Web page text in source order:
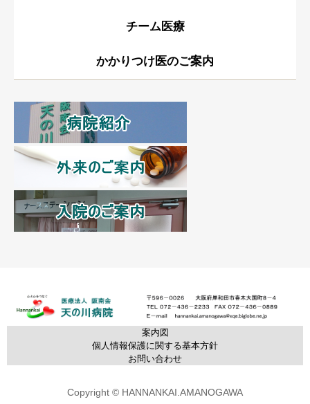
チーム医療
かかりつけ医のご案内
案内図
個人情報保護に関する基本方針
お問い合わせ
Copyright © HANNANKAI.AMANOGAWA